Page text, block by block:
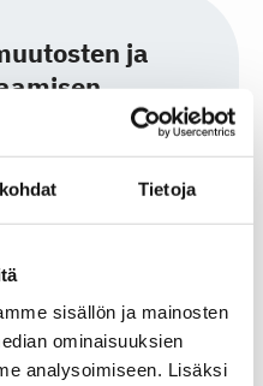
Tietoja
sisällön ja mainosten
ominaisuuksien
analysoimiseen. Lisäksi
ja
vuosikatsaus
välilehteen)